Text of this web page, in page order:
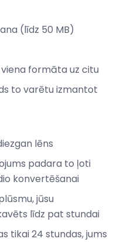
(līdz 50 MB)
formāta uz citu
to varētu izmantot
lēns
padara to ļoti
konvertēšanai
jūsu
līdz pat stundai
tikai 24 stundas, jums